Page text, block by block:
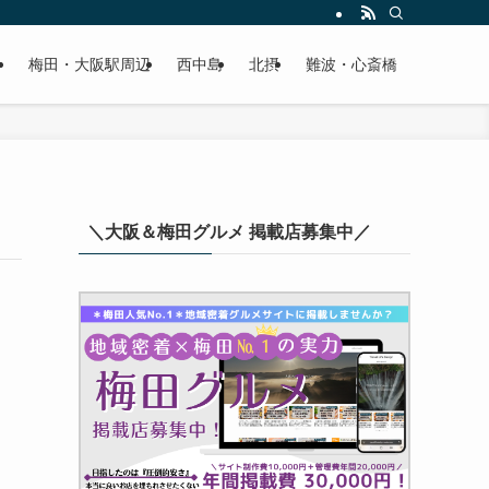
梅田・大阪駅周辺 西中島 北摂 難波・心斎橋
＼大阪＆梅田グルメ 掲載店募集中／